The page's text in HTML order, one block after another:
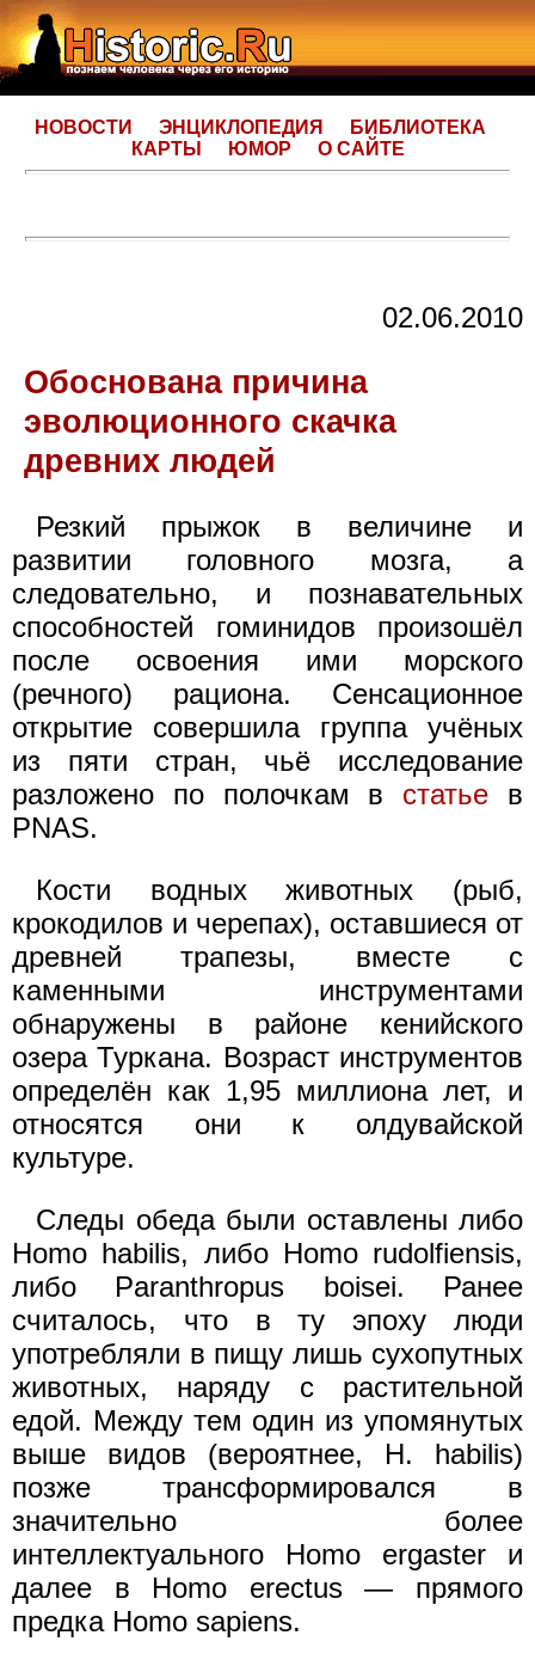
НОВОСТИ ЭНЦИКЛОПЕДИЯ
БИБЛИОТЕКА
КАРТЫ
ЮМОР О САЙТЕ
02.06.2010
Обоснована причина
эволюционного скачка
древних людей
Резкий прыжок в величине и
развитии головного мозга, а
следовательно, и познавательных
способностей гоминидов произошёл
после освоения ими морского
(речного) рациона. Сенсационное
открытие совершила группа учёных
из пяти стран, чьё исследование
разложено по полочкам в статье в
PNAS.
Кости водных животных (рыб,
крокодилов и черепах), оставшиеся от
древней трапезы, вместе с
каменными инструментами
обнаружены в районе кенийского
озера Туркана. Возраст инструментов
определён как 1,95 миллиона лет, и
относятся они к олдувайской
культуре.
Следы обеда были оставлены либо
Homo habilis, либо Homo rudolfiensis,
либо Paranthropus boisei. Ранее
считалось, что в ту эпоху люди
употребляли в пищу лишь сухопутных
животных, наряду с растительной
едой. Между тем один из упомянутых
выше видов (вероятнее, H. habilis)
позже трансформировался в
значительно более
интеллектуального Homo ergaster и
далее в Homo erectus — прямого
предка Homo sapiens.